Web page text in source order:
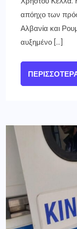
απόηχο των
Αλβανία και
αυξημένο […]